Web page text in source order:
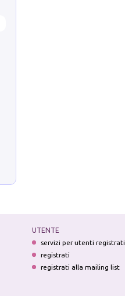
UTENTE
servizi per utenti registrati
registrati
registrati alla mailing list